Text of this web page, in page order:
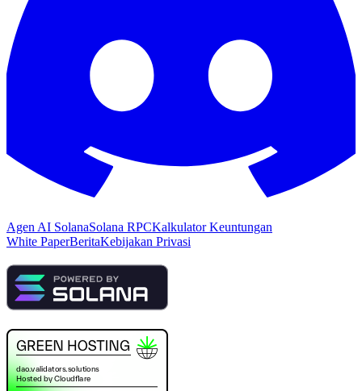
Agen AI SolanaSolana RPCKalkulator Keuntungan
White PaperBeritaKebijakan Privasi